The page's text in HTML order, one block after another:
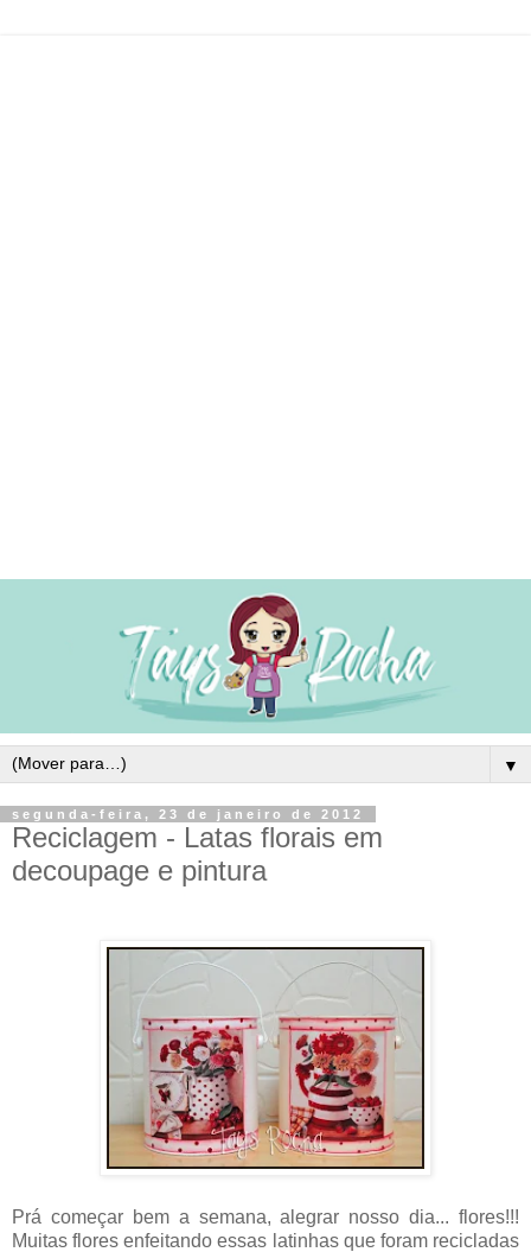
▼
segunda-feira, 23 de janeiro de 2012
Reciclagem - Latas florais em
decoupage e pintura
Prá começar bem a semana, alegrar nosso dia... flores!!!
Muitas flores enfeitando essas latinhas que foram recicladas